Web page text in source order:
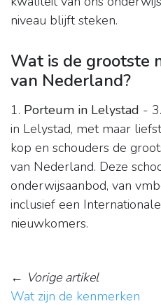
niveau blijft steken.
Wat is de grootste
van Nederland?
1. Porteum in Lelystad -
in Lelystad, met maar
kop en schouders de
van Nederland. Deze
onderwijsaanbod, van
inclusief een
nieuwkomers.
← Vorige artikel
Wat zijn de kenmerken